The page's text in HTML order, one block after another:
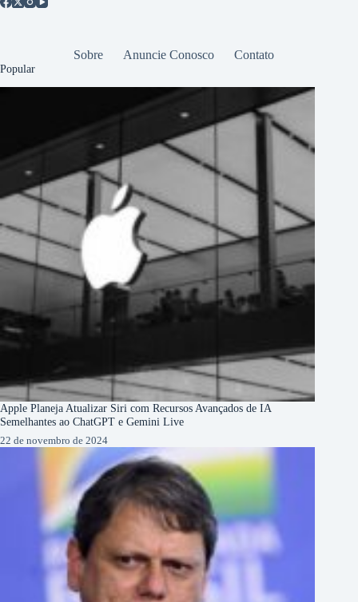
Sobre Anuncie Conosco Contato
Popular
Apple Planeja Atualizar Siri com Recursos Avançados de IA
Semelhantes ao ChatGPT e Gemini Live
22 de novembro de 2024